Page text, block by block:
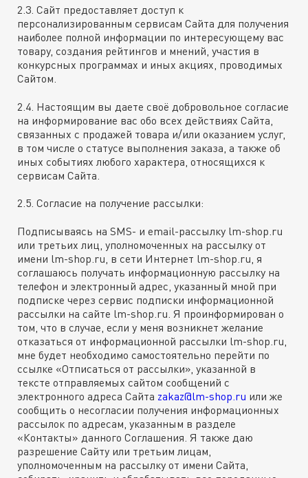
2.3. Сайт предоставляет доступ к
персонализированным сервисам Сайта для получения
наиболее полной информации по интересующему вас
товару, создания рейтингов и мнений, участия в
конкурсных программах и иных акциях, проводимых
Сайтом.
2.4. Настоящим вы даете своё добровольное согласие
на информирование вас обо всех действиях Сайта,
связанных с продажей товара и/или оказанием услуг,
в том числе о статусе выполнения заказа, а также об
иных событиях любого характера, относящихся к
сервисам Сайта.
2.5. Согласие на получение рассылки:
Подписываясь на SMS- и email-рассылку lm-shop.ru
или третьих лиц, уполномоченных на рассылку от
имени lm-shop.ru, в сети Интернет lm-shop.ru, я
соглашаюсь получать информационную рассылку на
телефон и электронный адрес, указанный мной при
подписке через сервис подписки информационной
рассылки на сайте lm-shop.ru. Я проинформирован о
том, что в случае, если у меня возникнет желание
отказаться от информационной рассылки lm-shop.ru,
мне будет необходимо самостоятельно перейти по
ссылке «Отписаться от рассылки», указанной в
тексте отправляемых сайтом сообщений с
электронного адреса Сайта zakaz@lm-shop.ru или же
сообщить о несогласии получения информационных
рассылок по адресам, указанным в разделе
«Контакты» данного Соглашения. Я также даю
разрешение Сайту или третьим лицам,
уполномоченным на рассылку от имени Сайта,